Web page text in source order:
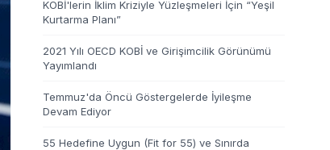
KOBİ'lerin İklim Kriziyle Yüzleşmeleri İçin “Yeşil
Kurtarma Planı”
2021 Yılı OECD KOBİ ve Girişimcilik Görünümü
Yayımlandı
Temmuz'da Öncü Göstergelerde İyileşme
Devam Ediyor
55 Hedefine Uygun (Fit for 55) ve Sınırda